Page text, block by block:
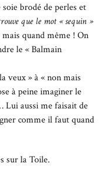
brodé de perles et
que le mot « sequin »
mais quand même ! On
le « Balmain
veux » à « non mais
à peine imaginer le
Lui aussi me faisait de
comme il faut quand
sur la Toile.